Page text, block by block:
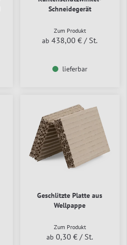
Schneidegerät
Zum Produkt
ab 438,00 € / St.
lieferbar
Geschlitzte Platte aus
Wellpappe
Zum Produkt
ab 0,30 € / St.